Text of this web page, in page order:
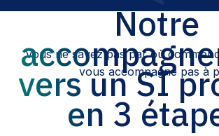
Notre
vers un SI
en 3
Vous ne savez pas par où
vous accompagne pas à